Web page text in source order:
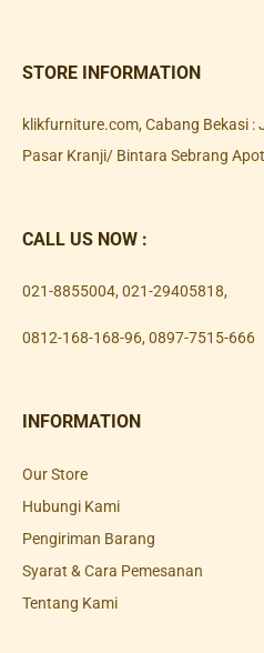
STORE INFORMATION
klikfurniture.com, Cabang Bekasi :
Pasar Kranji/ Bintara Sebrang
CALL US NOW :
021-8855004, 021-29405818,
0812-168-168-96, 0897-7515-666
INFORMATION
Our Store
Hubungi Kami
Pengiriman Barang
Syarat & Cara Pemesanan
Tentang Kami